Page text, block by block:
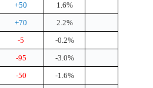
+50
1.6%
+70
2.2%
-5
-0.2%
-95
-3.0%
-50
-1.6%